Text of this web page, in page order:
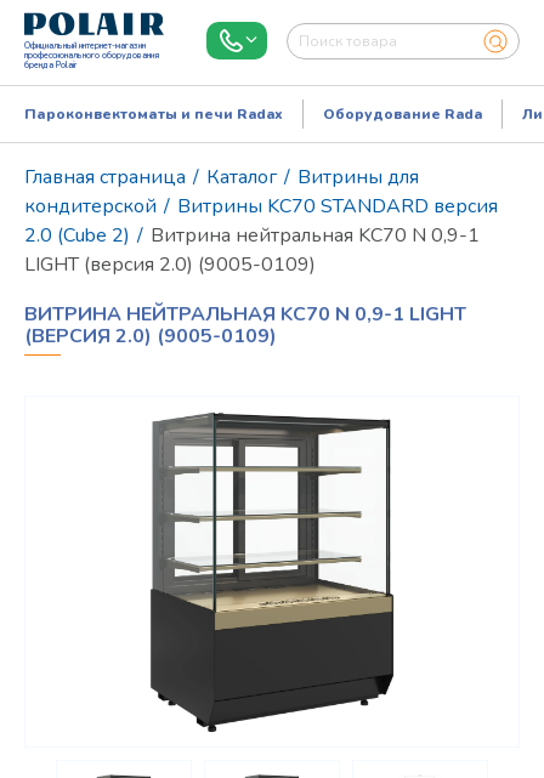
Официальный интернет-магазин
профессионального оборудования
бренда Polair
Режим работы:Пн..Пт: 9.00-18.00
Пароконвектоматы и печи Radax Оборудование Rada
Главная страница / Каталог / Витрины для
кондитерской / Витрины KC70 STANDARD версия
2.0 (Cube 2) / Витрина нейтральная KC70 N 0,9-1
LIGHT (версия 2.0) (9005-0109)
ВИТРИНА НЕЙТРАЛЬНАЯ KC70 N 0,9-1 LIGHT
(ВЕРСИЯ 2.0) (9005-0109)